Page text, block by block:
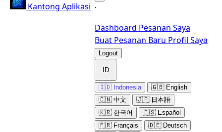
Kantong Aplikasi ·
Dashboard Pesanan Saya
Buat Pesanan Baru Profil Saya
Logout
ID
🇮🇩 Indonesia
🇬🇧 English
🇨🇳 中文
🇯🇵 日本語
🇰🇷 한국어
🇪🇸 Español
🇫🇷 Français
🇩🇪 Deutsch